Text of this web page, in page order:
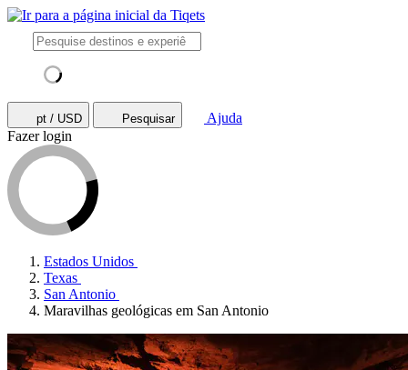
pt / USD Pesquisar
Ajuda
Fazer login
Estados Unidos
Texas
San Antonio
Maravilhas geológicas em San Antonio